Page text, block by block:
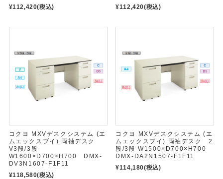
¥112,420(税込)
¥112,420(税込)
コクヨ MXVデスクシステム (エ
ムエックスブイ) 両袖デスク
V3段/3段
W1600×D700×H700 DMX-
DV3N1607-F1F11
¥118,580(税込)
コクヨ MXVデスクシステム (エ
ムエックスブイ) 両袖デスク 2
段/3段 W1500×D700×H700
DMX-DA2N1507-F1F11
¥114,180(税込)